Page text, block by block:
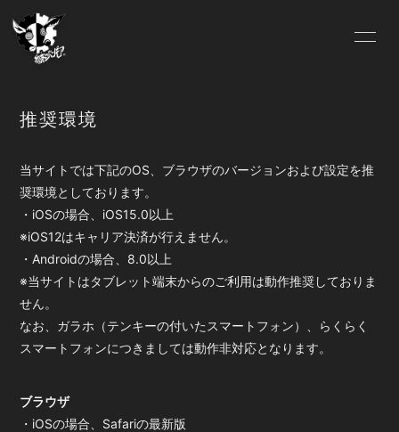
FC.INFO
BLOG
MOVIE
SOUND
GALLERY
DISCOGRAPHY
VIDEO
Pixiv
推奨環境
当サイトでは下記のOS、ブラウザのバージョンおよび設定を推
奨環境としております。
・iOSの場合、iOS15.0以上
※iOS12はキャリア決済が行えません。
・Androidの場合、8.0以上
※当サイトはタブレット端末からのご利用は動作推奨しておりま
せん。
なお、ガラホ（テンキーの付いたスマートフォン）、らくらく
スマートフォンにつきましては動作非対応となります。
ブラウザ
・iOSの場合、Safariの最新版